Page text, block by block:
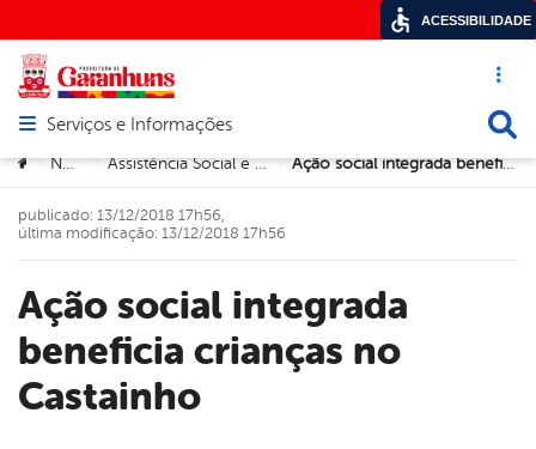
Acesso
Abrir menu principal de navegação
Serviços e Informações
Você está aqui:
> Notícias > Assistência Social e Direitos Humanos > Ação social integrada beneficia crianças no Castainho
Ação social integrada
beneficia crianças no
Castainho
publicado: 13/12/2018 17h56,
última modificação: 13/12/2018 17h56
ACESSIBILIDADE